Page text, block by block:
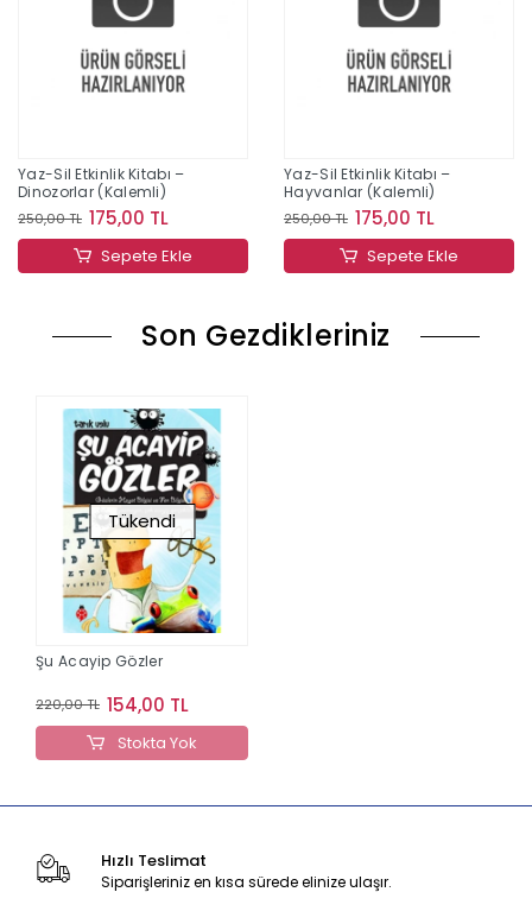
Yaz-Sil Etkinlik Kitabı –
Dinozorlar (Kalemli)
250,00 TL 175,00 TL
Sepete Ekle
Yaz-Sil Etkinlik Kitabı –
Hayvanlar (Kalemli)
250,00 TL 175,00 TL
Sepete Ekle
Son Gezdikleriniz
Tükendi
Şu Acayip Gözler
220,00 TL 154,00 TL
Stokta Yok
Hızlı Teslimat
Siparişleriniz en kısa sürede elinize ulaşır.